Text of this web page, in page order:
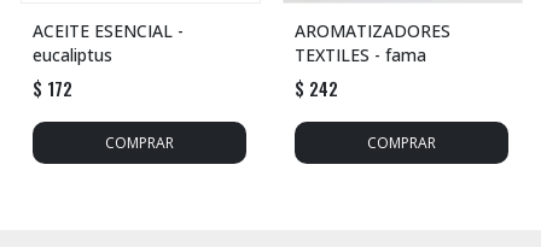
ACEITE ESENCIAL -
eucaliptus
$ 172
AROMATIZADORES
TEXTILES - fama
$ 242